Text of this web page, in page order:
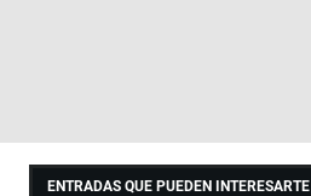
ENTRADAS QUE PUEDEN INTERESARTE